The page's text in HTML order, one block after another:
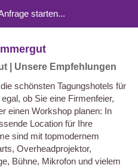
| Unsere Empfehlungen
schönsten Tagungshotels für
ob Sie eine Firmenfeier,
einen Workshop planen: In
Location für Ihre
sind mit topmodernem
Overheadprojektor,
Bühne, Mikrofon und vielem